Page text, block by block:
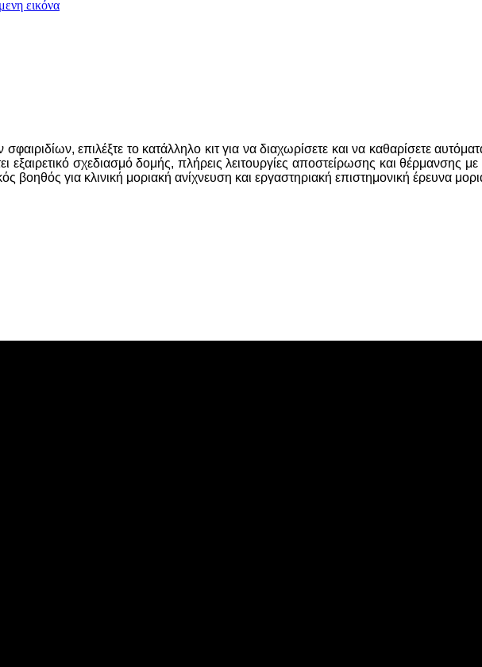
επιλέξτε το κατάλληλο κιτ για να διαχωρίσετε και να καθαρίσετε
εξαιρετικό σχεδιασμό δομής, πλήρεις λειτουργίες αποστείρωσης και θέρμανσης
βοηθός για κλινική μοριακή ανίχνευση και εργαστηριακή επιστημονική έρευνα